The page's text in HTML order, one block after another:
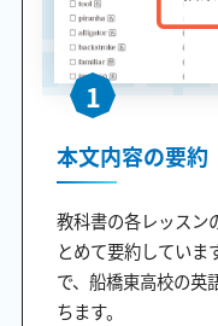
1
本文内容の要約
教科書の各レッスン
とめて要約していま
で、船橋東高校の英
ちます。